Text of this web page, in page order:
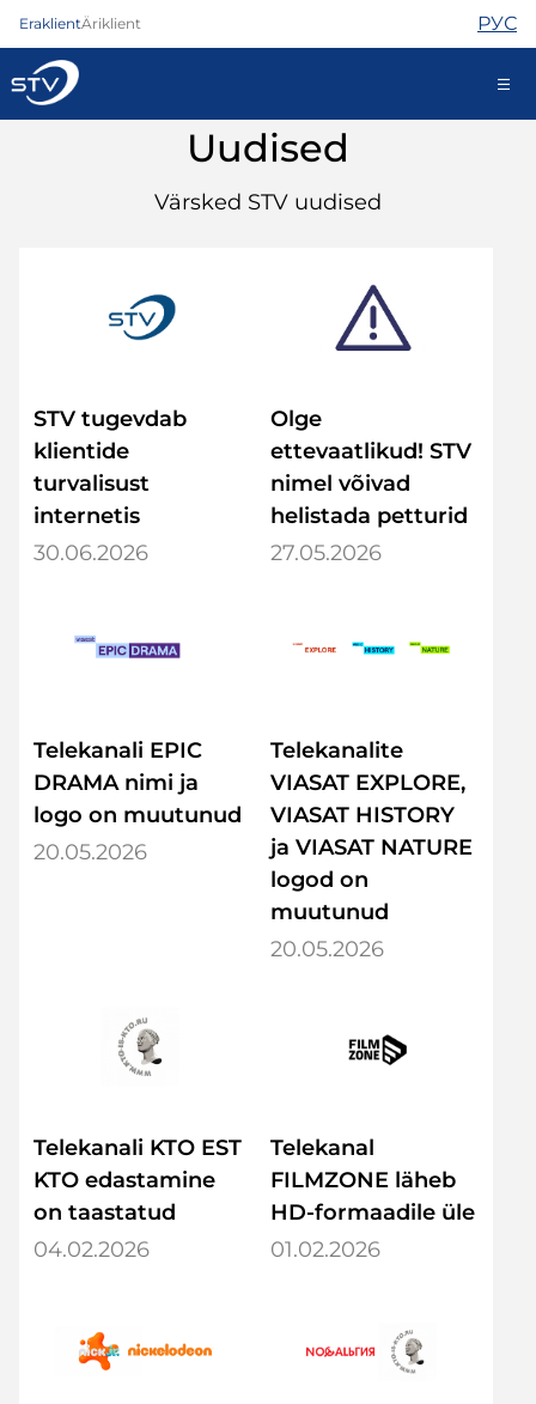
EraklientÄriklient РУС
Turvateenused
Uudised
Kontaktid
Uudised
Värsked STV uudised
STV tugevdab
klientide
turvalisust
internetis
30.06.2026
Olge
ettevaatlikud! STV
nimel võivad
helistada petturid
27.05.2026
Telekanali EPIC
DRAMA nimi ja
logo on muutunud
20.05.2026
Telekanalite
VIASAT EXPLORE,
VIASAT HISTORY
ja VIASAT NATURE
logod on
muutunud
20.05.2026
Telekanali KTO EST
KTO edastamine
on taastatud
04.02.2026
Telekanal
FILMZONE läheb
HD-formaadile üle
01.02.2026